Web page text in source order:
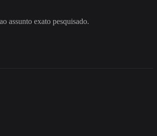
assunto exato pesquisado.